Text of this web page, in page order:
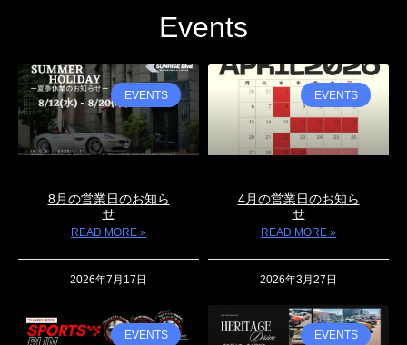
Events
EVENTS
8月の営業日のお知ら
せ
READ MORE »
2026年7月17日
EVENTS
4月の営業日のお知ら
せ
READ MORE »
2026年3月27日
EVENTS EVENTS